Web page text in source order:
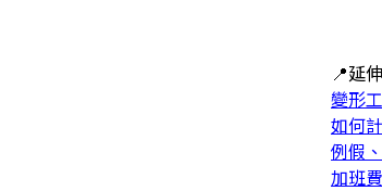
📍延
變形
如何
例假
加班